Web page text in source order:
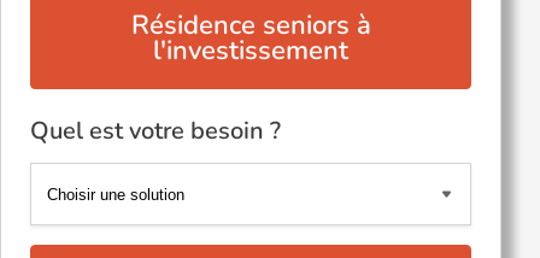
Résidence seniors à
l'investissement
Quel est votre besoin ?